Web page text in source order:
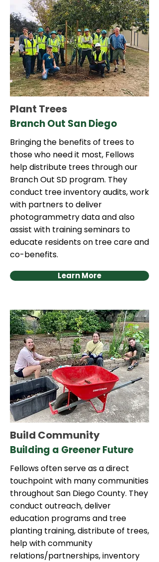
Plant Trees
Branch Out San Diego
Bringing the benefits of trees to
those who need it most, Fellows
help distribute trees through our
Branch Out SD program. They
conduct tree inventory audits, work
with partners to deliver
photogrammetry data and also
assist with training seminars to
educate residents on tree care and
co-benefits.
Learn More
Build Community
Building a Greener Future
Fellows often serve as a direct
touchpoint with many communities
throughout San Diego County. They
conduct outreach, deliver
education programs and tree
planting training, distribute of trees,
help with community
relations/partnerships, inventory